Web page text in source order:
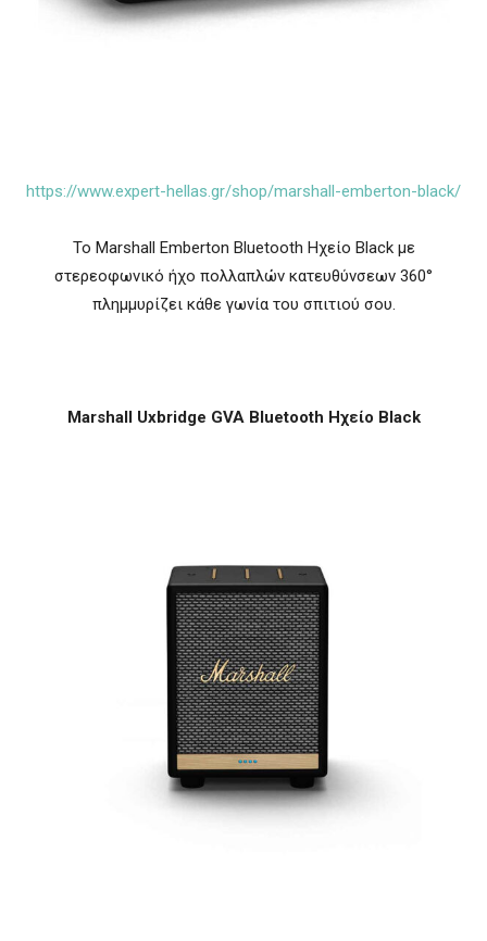
https://www.expert-hellas.gr/shop/marshall-emberton-black/
Το Marshall Emberton Bluetooth Ηχείο Black με
στερεοφωνικό ήχο πολλαπλών κατευθύνσεων 360°
πλημμυρίζει κάθε γωνία του σπιτιού σου.
Marshall Uxbridge GVA Bluetooth Ηχείο Βlack